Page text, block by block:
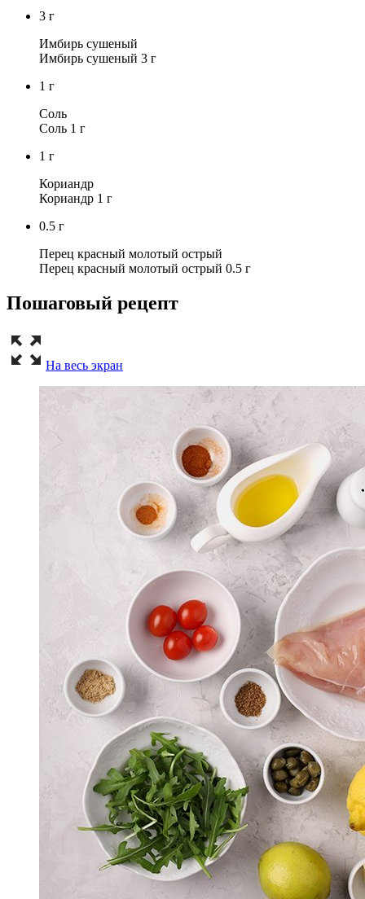
3 г
Имбирь сушеный
Имбирь сушеный 3 г
1 г
Соль
Соль 1 г
1 г
Кориандр
Кориандр 1 г
0.5 г
Перец красный молотый острый
Перец красный молотый острый 0.5 г
Пошаговый рецепт
На весь экран